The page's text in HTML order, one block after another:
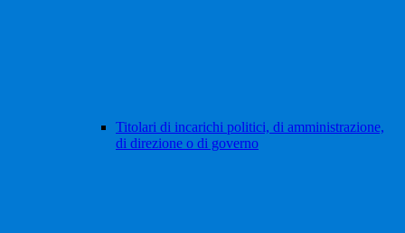
Titolari di incarichi politici, di amministrazione,
di direzione o di governo